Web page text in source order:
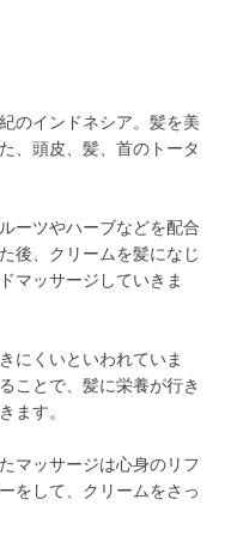
のインドネシア。髪を美
、頭皮、髪、首のトータ
ーツやハーブなどを配合
後、クリームを髪になじ
マッサージしていきま
にくいといわれていま
ことで、髪に栄養が行き
ます。
マッサージは心身のリフ
をして、クリームをさっ